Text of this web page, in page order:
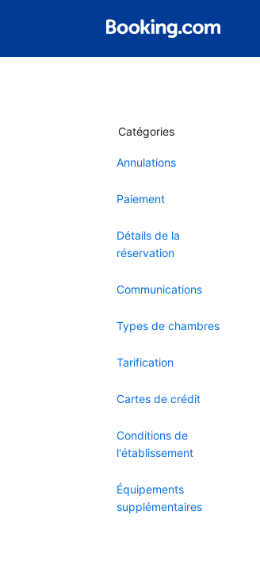
Catégories
Annulations
Paiement
Détails de la
réservation
Communications
Types de chambres
Tarification
Cartes de crédit
Conditions de
l'établissement
Équipements
supplémentaires